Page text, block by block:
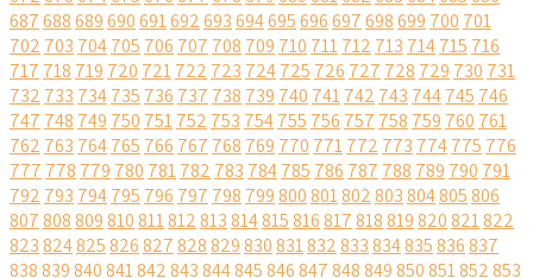
687688689690691692693694695696697698699 700 701
702 703 704705 706 707 708 709 710 711712 713 714715 716
717 718 719 720 721722 723 724725 726 727 728 729 730 731
732 733 734735 736 737 738 739 740 741742 743 744745 746
747 748 749 750 751752 753 754755 756 757 758 759 760 761
762 763 764765 766 767 768 769 770 771772 773 774775 776
777 778 779 780 781782 783 784785 786 787 788 789 790 791
792 793 794795 796 797 798 799800801802803804805806
807808809810811812813814815816817818819820821822
823824825826827828829830831832833834835836837
838839840841842843844845846847848849850851852853